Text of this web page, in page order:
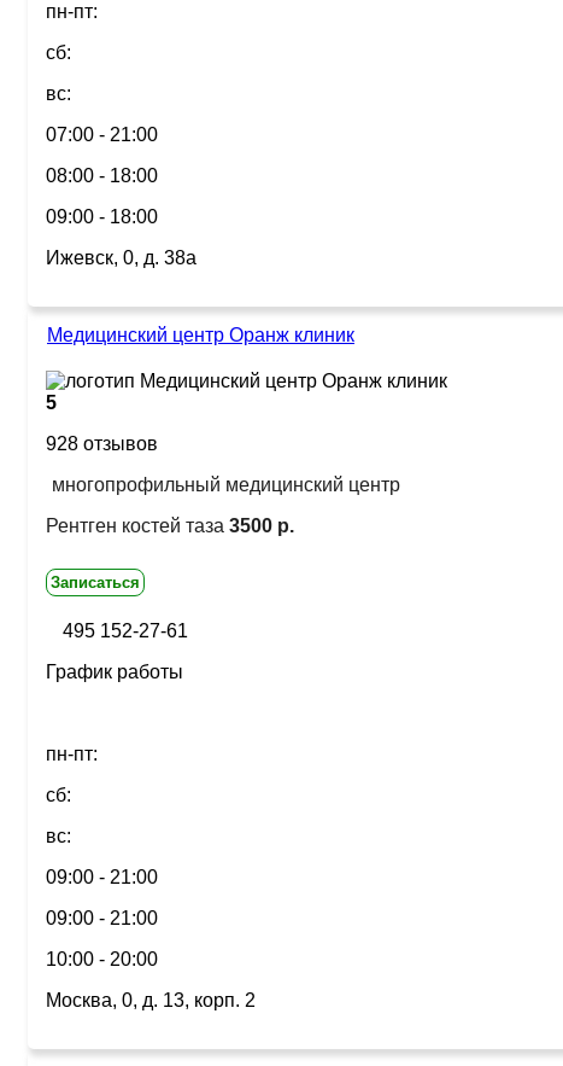
пн-пт:
сб:
вс:
07:00 - 21:00
08:00 - 18:00
09:00 - 18:00
Ижевск, 0, д. 38а
Медицинский центр Оранж клиник
5
928 отзывов
многопрофильный медицинский центр
Рентген костей таза 3500 р.
Записаться
495 152-27-61
График работы
пн-пт:
сб:
вс:
09:00 - 21:00
09:00 - 21:00
10:00 - 20:00
Москва, 0, д. 13, корп. 2